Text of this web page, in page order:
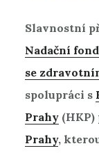
Slavnostní
Nadační
se
spolupráci s
Prahy(HKP)
Prahy,